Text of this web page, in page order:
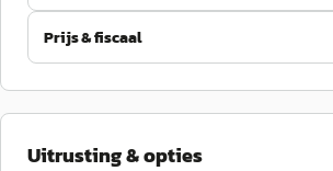
Prijs & fiscaal
Uitrusting & opties